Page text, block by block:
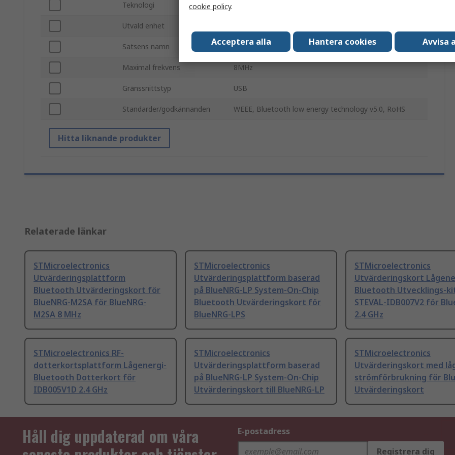
Teknologi
Utvald enhet
Satsens namn Utvärderingsplattform
Maximal frekvens 8MHz
Gränssnittstyp USB
Standarder/godkännanden WEEE, Bluetooth low energy technology v5.0, RoHS
Hitta liknande produkter
Relaterade länkar
STMicroelectronics
Utvärderingsplattform
Bluetooth Utvärderingskort för
BlueNRG-M2SA för BlueNRG-
M2SA 8 MHz
STMicroelectronics
Utvärderingsplattform baserad
på BlueNRG-LP System-On-Chip
Bluetooth Utvärderingskort för
BlueNRG-LPS
STMicroelectronics
Utvärderingskort
Bluetooth Utvecklings-
STEVAL-IDB007V2 för
2.4 GHz
STMicroelectronics RF-
dotterkortsplattform Lågenergi-
Bluetooth Dotterkort för
IDB005V1D 2.4 GHz
STMicroelectronics
Utvärderingsplattform baserad
på BlueNRG-LP System-On-Chip
Utvärderingskort till BlueNRG-LP
STMicroelectronics
Utvärderingskort med
strömförbrukning för
Utvärderingskort
Håll dig uppdaterad om våra
E-postadress
Registrera dig
cookie policy.
Acceptera alla Hantera cookies Avvisa